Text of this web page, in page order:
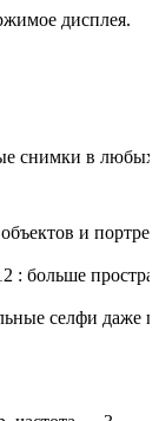
дисплея.
снимки в любых
объектов и
: больше
селфи даже